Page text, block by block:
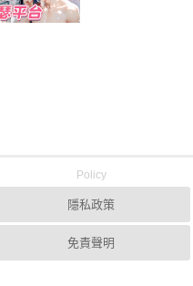
Policy
隱私政策
免責聲明